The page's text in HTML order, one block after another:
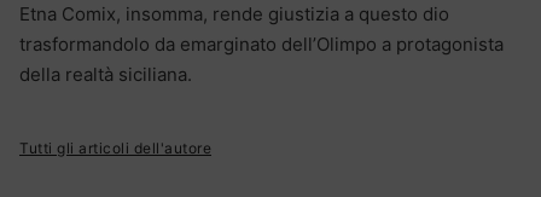
Etna Comix, insomma, rende giustizia a questo dio
trasformandolo da emarginato dell’Olimpo a protagonista
della realtà siciliana.
Tutti gli articoli dell'autore